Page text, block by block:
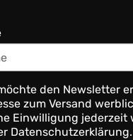
den Newsletter
zum Versand
Einwilligung jederzeit
Datenschutzerklärung.